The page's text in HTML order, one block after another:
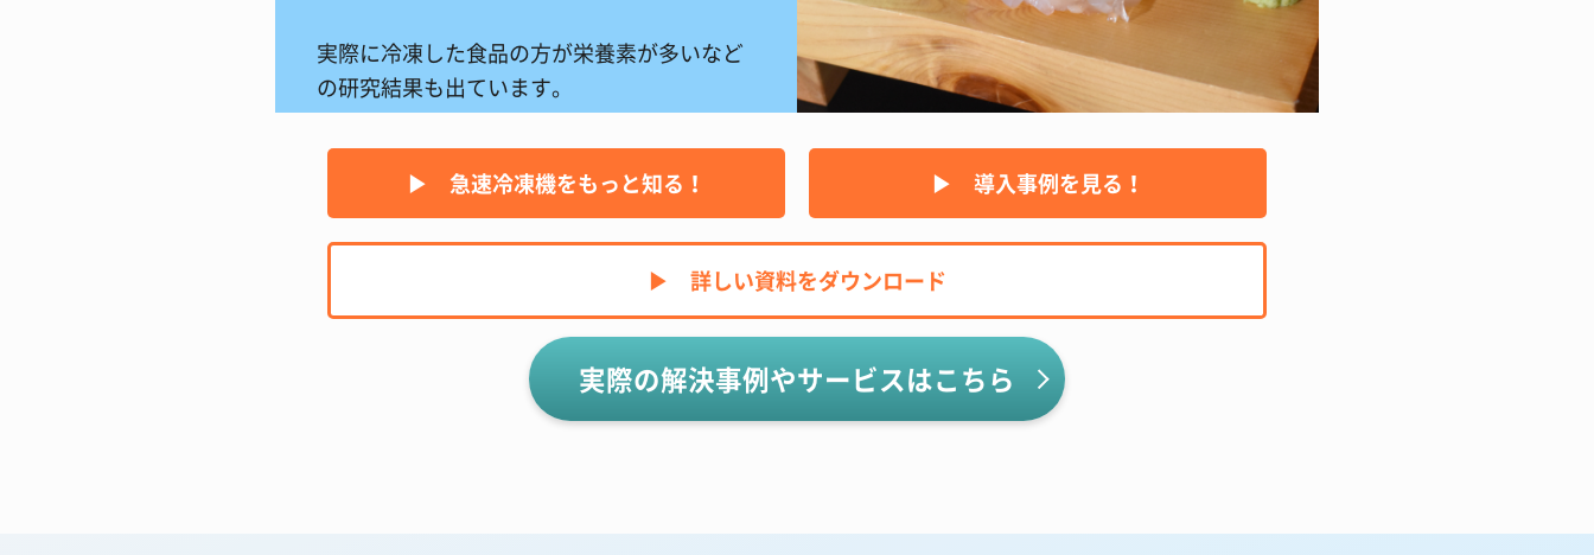
実際に冷凍した食品の方が栄養素が多いなど
の研究結果も出ています。
▶︎ 急速冷凍機をもっと知る！ ▶︎ 導入事例を見る！
▶︎ 詳しい資料をダウンロード
実際の解決事例やサービスはこちら